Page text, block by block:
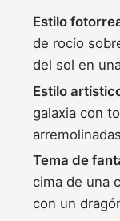
Estilo
de rocío
del sol en
Estilo
galaxia con
Tema de
cima de una
con un